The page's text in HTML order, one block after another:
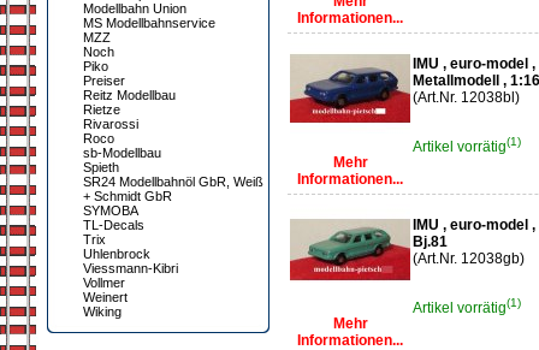
Modellbahn Union
MS Modellbahnservice
MZZ
Noch
Piko
Preiser
Reitz Modellbau
Rietze
Rivarossi
Roco
sb-Modellbau
Spieth
SR24 Modellbahnöl GbR, Weiß
+ Schmidt GbR
SYMOBA
TL-Decals
Trix
Uhlenbrock
Viessmann-Kibri
Vollmer
Weinert
Wiking
Informationen...
Mehr
Informationen...
IMU , euro-model
Metallmodell ,
(Art.Nr. 12038bl)
Artikel vorrätig(1)
Mehr
Informationen...
IMU , euro-
Bj.81
(Art.Nr. 12038gb)
Artikel vorrätig(1)